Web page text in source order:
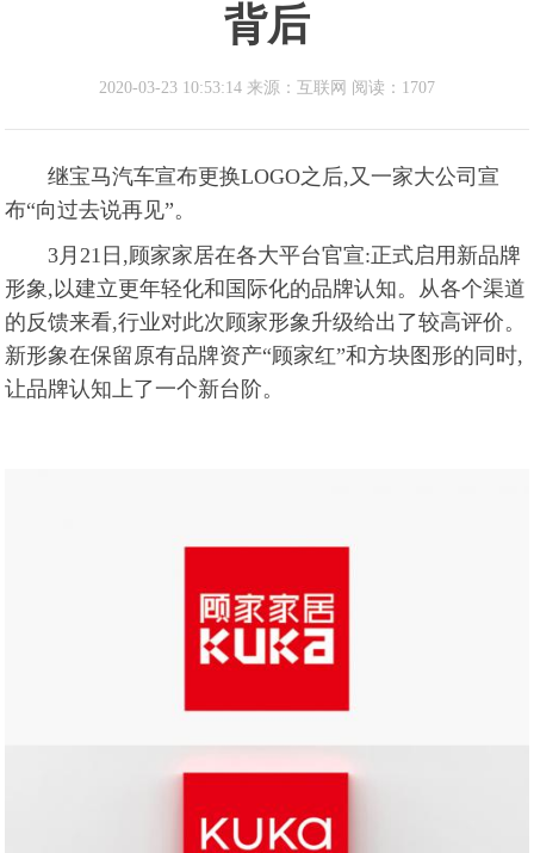
背后
2020-03-23 10:53:14 来源：互联网 阅读：1707
继宝马汽车宣布更换LOGO之后,又一家大公司宣
布“向过去说再见”。
3月21日,顾家家居在各大平台官宣:正式启用新品牌
形象,以建立更年轻化和国际化的品牌认知。从各个渠道
的反馈来看,行业对此次顾家形象升级给出了较高评价。
新形象在保留原有品牌资产“顾家红”和方块图形的同时,
让品牌认知上了一个新台阶。